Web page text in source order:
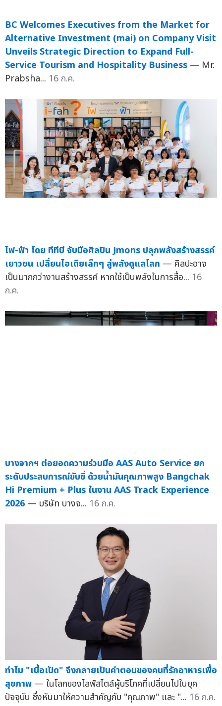
BC Welcomes Executives from the Market for
Alternative Investment (mai) on Company Visit
Unveils Strategic Direction to Expand Full-
Service Tourism and Hospitality Business — Mr.
Prabsha... 16 ก.ค.
ไฟ-ฟ้า โดย ทีทีบี จับมือศิลปิน Jmons ปลุกพลังสร้างสรรค์
เยาวชน เปลี่ยนไอเดียเล็กๆ สู่พลังดูแลโลก — ศิลปะอาจ
เป็นมากกว่างานสร้างสรรค์ หากใช้เป็นพลังในการสื่อ... 16
ก.ค.
บางจากฯ ต่อยอดความร่วมมือ AAS Auto Service ยก
ระดับประสบการณ์ขับขี่ ด้วยน้ำมันคุณภาพสูง Bangchak
Hi Premium + Plus ในงาน AAS Track Experience
2026 — บริษัท บางจ... 16 ก.ค.
ทำไม "เนื้อเป็ด" จึงกลายเป็นคำตอบของคนที่รักอาหารเพื่อ
สุขภาพ — ในโลกของไลฟ์สไตล์ผู้บริโภคที่เปลี่ยนไปในยุค
ปัจจุบัน ซึ่งหันมาให้ความสำคัญกับ "คุณภาพ" และ "... 16 ก.ค.